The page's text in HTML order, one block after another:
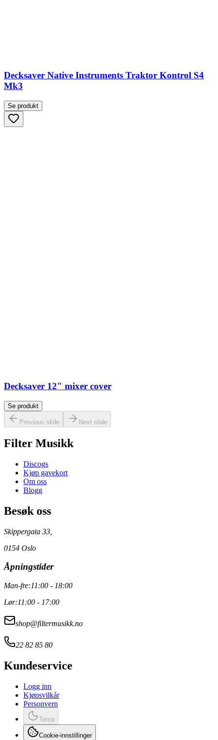
Decksaver Native Instruments Traktor Kontrol S4
Mk3
Se produkt
Decksaver 12" mixer cover
Se produkt
Previous slide Next slide
Filter Musikk
Discogs
Kjøp gavekort
Om oss
Blogg
Besøk oss
Skippergata 33,
0154 Oslo
Åpningstider
Man-fre:11:00 - 18:00
Lør:11:00 - 17:00
shop@filtermusikk.no
22 82 85 80
Kundeservice
Logg inn
Kjøpsvilkår
Personvern
Tema
Cookie-innstillinger